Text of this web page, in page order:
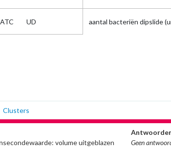
UD aantal bacteriën dipslide
Clusters
volume uitgeblazen
Geen